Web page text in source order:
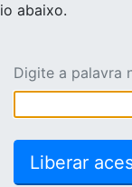
abaixo.
Digite a palavra